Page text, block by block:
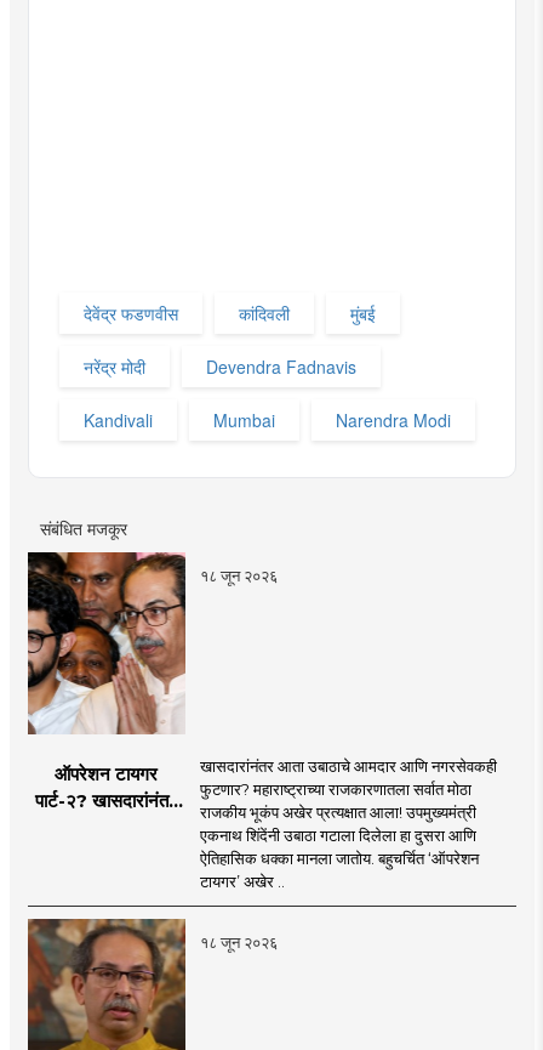
देवेंद्र फडणवीस कांदिवली मुंबई
नरेंद्र मोदी Devendra Fadnavis
Kandivali Mumbai Narendra Modi
संबंधित मजकूर
१८ जून २०२६
ऑपरेशन टायगर
पार्ट-२? खासदारांनंतर
खासदारांनंतर आता उबाठाचे आमदार आणि नगरसेवकही
फुटणार? महाराष्ट्राच्या राजकारणातला सर्वात मोठा
राजकीय भूकंप अखेर प्रत्यक्षात आला! उपमुख्यमंत्री
एकनाथ शिंदेंनी उबाठा गटाला दिलेला हा दुसरा आणि
ऐतिहासिक धक्का मानला जातोय. बहुचर्चित ‘ऑपरेशन
टायगर’ अखेर ..
१८ जून २०२६